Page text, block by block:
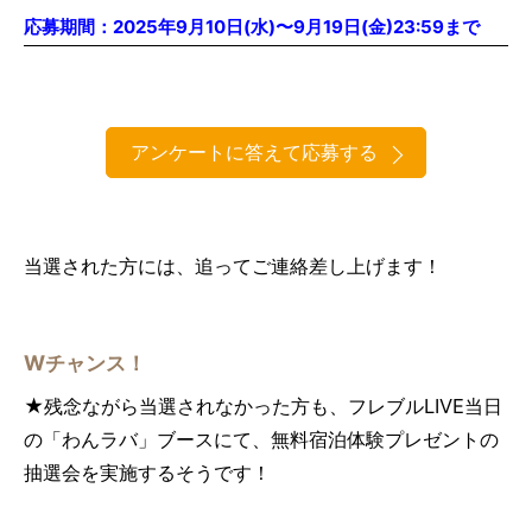
応募期間：2025年9月10日(水)〜9月19日(金)23:59まで
アンケートに答えて応募する
当選された方には、追ってご連絡差し上げます！
Wチャンス！
★残念ながら当選されなかった方も、フレブルLIVE当日
の「わんラバ」ブースにて、無料宿泊体験プレゼントの
抽選会を実施するそうです！